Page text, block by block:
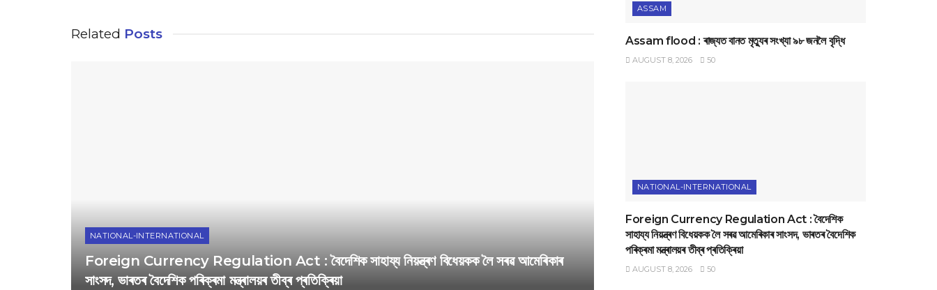
Related Posts
NATIONAL-INTERNATIONAL
Foreign Currency Regulation Act : বৈদেশিক সাহায্য নিয়ন্ত্ৰণ বিধেয়কক লৈ সৰৱ আমেৰিকাৰ
সাংসদ, ভাৰতৰ বৈদেশিক পৰিক্ৰমা মন্ত্ৰালয়ৰ তীব্ৰ প্ৰতিক্ৰিয়া
ASSAM
Assam flood : ৰাজ্যত বানত মৃত্যুৰ সংখ্যা ৯৮ জনলৈ বৃদ্ধি
AUGUST 8, 2026 50
NATIONAL-INTERNATIONAL
Foreign Currency Regulation Act : বৈদেশিক
সাহায্য নিয়ন্ত্ৰণ বিধেয়কক লৈ সৰৱ আমেৰিকাৰ সাংসদ, ভাৰতৰ বৈদেশিক
পৰিক্ৰমা মন্ত্ৰালয়ৰ তীব্ৰ প্ৰতিক্ৰিয়া
AUGUST 8, 2026 50